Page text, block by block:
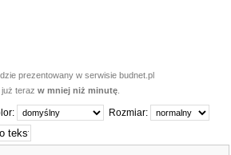
prezentowany w serwisie budnet.pl
już teraz w mniej niż minutę
Rozmiar: